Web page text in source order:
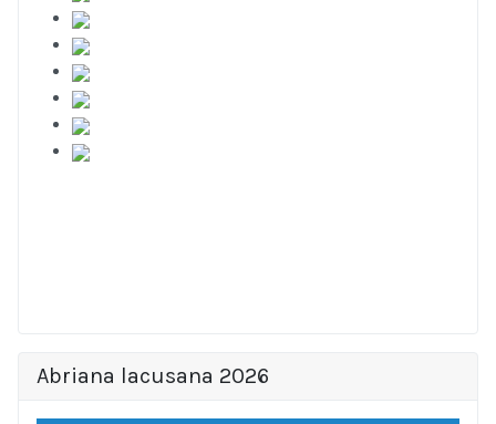
Abriana lacusana 2026